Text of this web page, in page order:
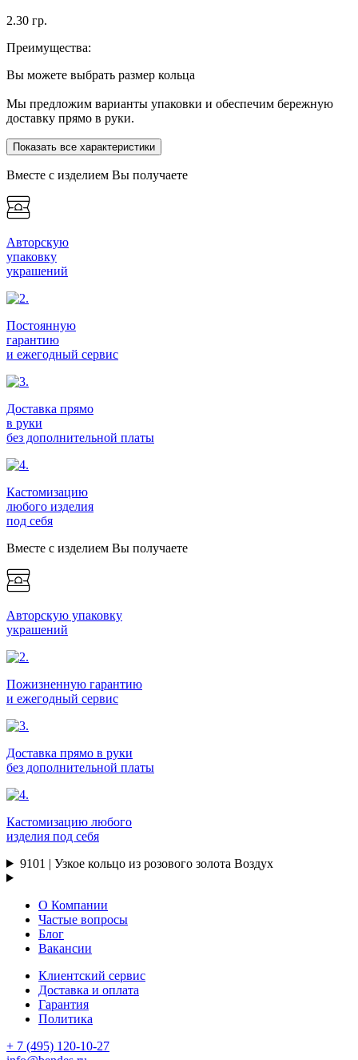
2.30 гр.
Преимущества:
Вы можете выбрать размер кольца
Мы предложим варианты упаковки и обеспечим бережную
доставку прямо в руки.
Показать все характеристики
Вместе с изделием Вы получаете
Авторскую
упаковку
украшений
Постоянную
гарантию
и ежегодный сервис
Доставка прямо
в руки
без дополнительной платы
Кастомизацию
любого изделия
под себя
Вместе с изделием Вы получаете
Авторскую упаковку
украшений
Пожизненную гарантию
и ежегодный сервис
Доставка прямо в руки
без дополнительной платы
Кастомизацию любого
изделия под себя
9101 | Узкое кольцо из розового золота Воздух
О Компании
Частые вопросы
Блог
Вакансии
Клиентский сервис
Доставка и оплата
Гарантия
Политика
+ 7 (495) 120-10-27